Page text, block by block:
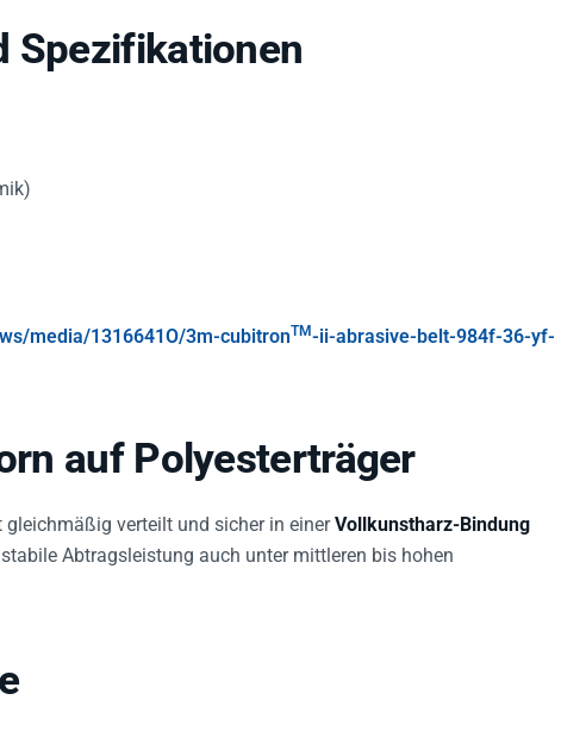
Spezifikationen
media/1316641O/3m-cubitronTM-ii-abrasive-belt-984f-36-yf-
auf Polyesterträger
gleichmäßig verteilt und sicher in einerVollkunstharz-Bindung
Abtragsleistung auch unter mittleren bis hohen